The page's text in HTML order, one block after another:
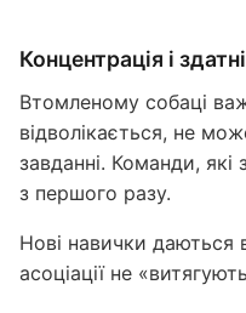
Концентрація і
Втомленому собаці
відволікається, не
завданні. Команди,
з першого разу.
Нові навички даються
асоціації не